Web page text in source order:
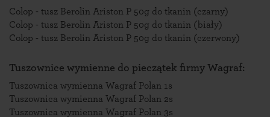
Colop - tusz Berolin Ariston P 50g do tkanin (czarny)
Colop - tusz Berolin Ariston P 50g do tkanin (biały)
Colop - tusz Berolin Ariston P 50g do tkanin (czerwony)
Tuszownice wymienne do pieczątek firmy Wagraf:
Tuszownica wymienna Wagraf Polan 1s
Tuszownica wymienna Wagraf Polan 2s
Tuszownica wymienna Wagraf Polan 3s